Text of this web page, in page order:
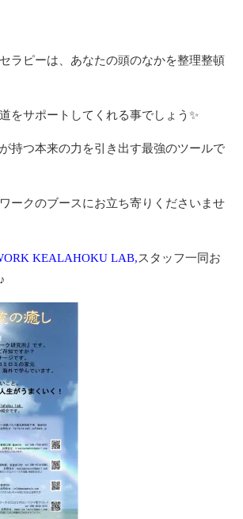
ラピーは、あなたの頭のなかを整理整頓
をサポートしてくれる事でしょう✨
持つ本来の力を引き出す最強のツールで
ークのブースにお立ち寄りくださいませ
KEALAHOKU LAB,スタッフ一同お